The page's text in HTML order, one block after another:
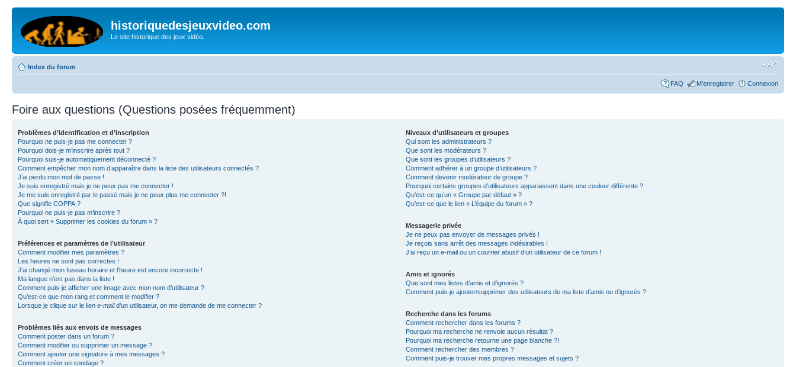
historiquedesjeuxvideo.com
Le site historique des jeux vidéo.
Index du forum
FAQ M’enregistrer Connexion
Foire aux questions (Questions posées fréquemment)
Problèmes d’identification et d’inscription
Pourquoi ne puis-je pas me connecter ?
Pourquoi dois-je m’inscrire après tout ?
Pourquoi suis-je automatiquement déconnecté ?
Comment empêcher mon nom d’apparaître dans la liste des utilisateurs connectés ?
J’ai perdu mon mot de passe !
Je suis enregistré mais je ne peux pas me connecter !
Je me suis enregistré par le passé mais je ne peux plus me connecter ?!
Que signifie COPPA ?
Pourquoi ne puis-je pas m’inscrire ?
À quoi sert « Supprimer les cookies du forum » ?
Préférences et paramètres de l’utilisateur
Comment modifier mes paramètres ?
Les heures ne sont pas correctes !
J’ai changé mon fuseau horaire et l’heure est encore incorrecte !
Ma langue n’est pas dans la liste !
Comment puis-je afficher une image avec mon nom d’utilisateur ?
Qu’est-ce que mon rang et comment le modifier ?
Lorsque je clique sur le lien e-maild’un utilisateur, on me demande de me connecter ?
Problèmes liés aux envois de messages
Comment poster dans un forum ?
Comment modifier ou supprimer un message ?
Comment ajouter une signature à mes messages ?
Comment créer un sondage ?
Niveaux d’utilisateurs et groupes
Qui sont les administrateurs ?
Que sont les modérateurs ?
Que sont les groupes d’utilisateurs ?
Comment adhérer à un groupe d’utilisateurs ?
Comment devenir modérateur de groupe ?
Pourquoi certains groupes d’utilisateurs apparaissent dans une couleur différente ?
Qu’est-ce qu’un « Groupe par défaut » ?
Qu’est-ce que le lien « L’équipe du forum » ?
Messagerie privée
Je ne peux pas envoyer de messages privés !
Je reçois sans arrêt des messages indésirables !
J’ai reçu un e-mail ou un courrier abusif d’un utilisateur de ce forum !
Amis et ignorés
Que sont mes listes d’amis et d’ignorés ?
Comment puis-je ajouter/supprimer des utilisateurs de ma liste d’amis ou d’ignorés ?
Recherche dans les forums
Comment rechercher dans les forums ?
Pourquoi ma recherche ne renvoie aucun résultat ?
Pourquoi ma recherche retourne une page blanche ?!
Comment rechercher des membres ?
Comment puis-je trouver mes propres messages et sujets ?